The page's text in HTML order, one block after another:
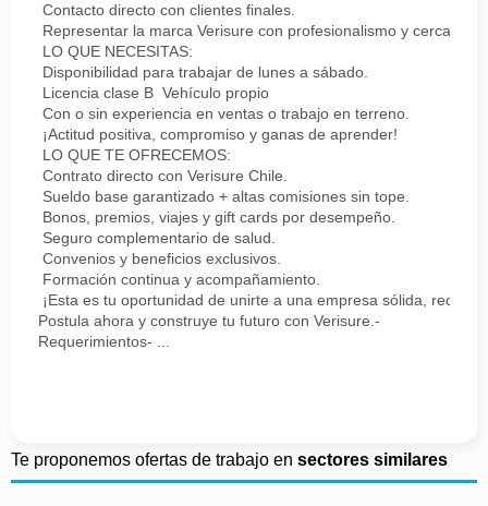
Contacto directo con clientes finales.
Representar la marca Verisure con profesionalismo y cercanía.
LO QUE NECESITAS:
Disponibilidad para trabajar de lunes a sábado.
Licencia clase B Vehículo propio
Con o sin experiencia en ventas o trabajo en terreno.
¡Actitud positiva, compromiso y ganas de aprender!
LO QUE TE OFRECEMOS:
Contrato directo con Verisure Chile.
Sueldo base garantizado + altas comisiones sin tope.
Bonos, premios, viajes y gift cards por desempeño.
Seguro complementario de salud.
Convenios y beneficios exclusivos.
Formación continua y acompañamiento.
¡Esta es tu oportunidad de unirte a una empresa sólida,
Postula ahora y construye tu futuro con Verisure.-
Requerimientos- ...
Te proponemos ofertas de trabajo en sectores similares